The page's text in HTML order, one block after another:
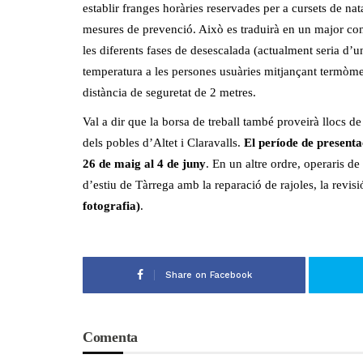
establir franges horàries reservades per a cursets de
mesures de prevenció. Això es traduirà en un major
les diferents fases de desescalada (actualment seria
temperatura a les persones usuàries mitjançant
distància de seguretat de 2 metres.
Val a dir que la borsa de treball també proveirà llocs
dels pobles d’Altet i Claravalls. El període de
26 de maig al 4 de juny. En un altre ordre, operaris
d’estiu de Tàrrega amb la reparació de rajoles, la
fotografia).
Share on Facebook
Comenta